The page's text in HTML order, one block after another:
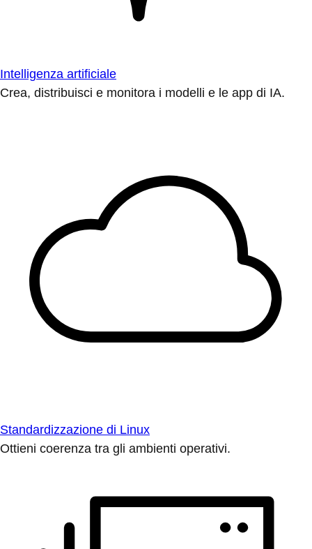
Intelligenza artificiale
Crea, distribuisci e monitora i modelli e le app di IA.
Standardizzazione di Linux
Ottieni coerenza tra gli ambienti operativi.